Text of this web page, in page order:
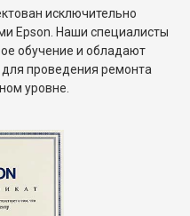
исключительно
Epson. Наши специалисты
обучение и обладают
проведения ремонта
уровне.